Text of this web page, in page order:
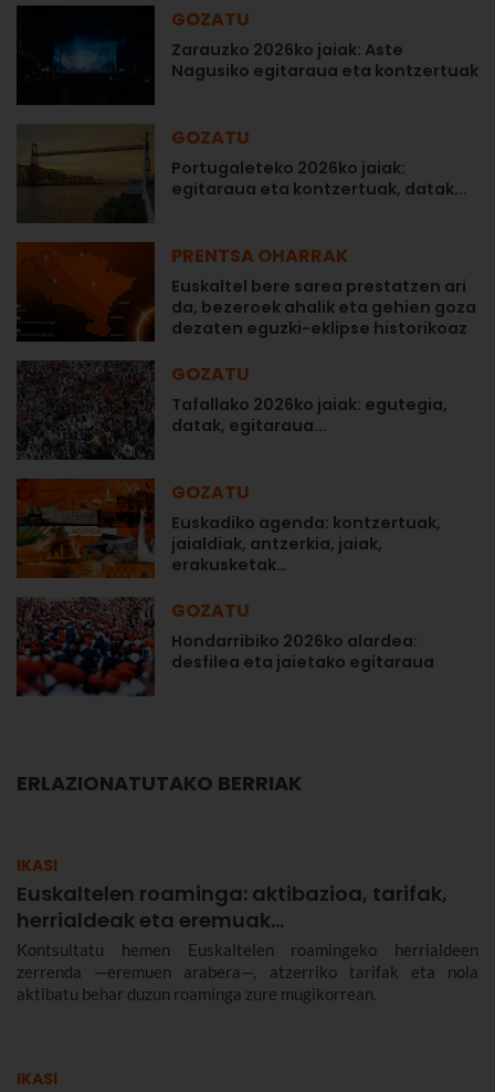
GOZATU
Zarauzko 2026ko jaiak: Aste
Nagusiko egitaraua eta kontzertuak
GOZATU
Portugaleteko 2026ko jaiak:
egitaraua eta kontzertuak, datak...
PRENTSA OHARRAK
Euskaltel bere sarea prestatzen ari
da, bezeroek ahalik eta gehien goza
dezaten eguzki-eklipse historikoaz
GOZATU
Tafallako 2026ko jaiak: egutegia,
datak, egitaraua...
GOZATU
Euskadiko agenda: kontzertuak,
jaialdiak, antzerkia, jaiak,
erakusketak…
GOZATU
Hondarribiko 2026ko alardea:
desfilea eta jaietako egitaraua
ERLAZIONATUTAKO BERRIAK
IKASI
Euskaltelen roaminga: aktibazioa, tarifak,
herrialdeak eta eremuak…
Kontsultatu hemen Euskaltelen roamingeko herrialdeen
zerrenda —eremuen arabera—, atzerriko tarifak eta nola
aktibatu behar duzun roaminga zure mugikorrean.
IKASI